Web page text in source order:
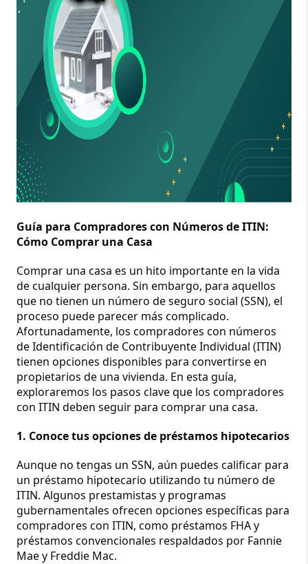
Guía para Compradores con Números de ITIN:
Cómo Comprar una Casa
Comprar una casa es un hito importante en la vida
de cualquier persona. Sin embargo, para aquellos
que no tienen un número de seguro social (SSN), el
proceso puede parecer más complicado.
Afortunadamente, los compradores con números
de Identificación de Contribuyente Individual (ITIN)
tienen opciones disponibles para convertirse en
propietarios de una vivienda. En esta guía,
exploraremos los pasos clave que los compradores
con ITIN deben seguir para comprar una casa.
1. Conoce tus opciones de préstamos hipotecarios
Aunque no tengas un SSN, aún puedes calificar para
un préstamo hipotecario utilizando tu número de
ITIN. Algunos prestamistas y programas
gubernamentales ofrecen opciones específicas para
compradores con ITIN, como préstamos FHA y
préstamos convencionales respaldados por Fannie
Mae y Freddie Mac.